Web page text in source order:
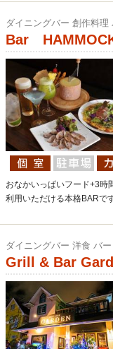
ダイニングバー 創作料
Bar
おなかいっぱいフード+3
利用いただける本格BARで
ダイニングバー 洋食 バ
Grill & Bar